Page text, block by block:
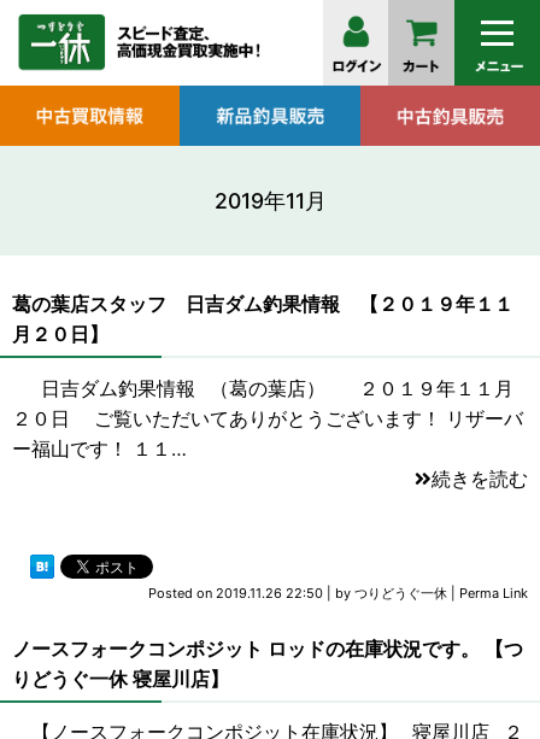
2019年11月
葛の葉店スタッフ 日吉ダム釣果情報 【２０１９年１１
月２０日】
日吉ダム釣果情報 （葛の葉店） ２０１９年１１月
２０日 ご覧いただいてありがとうございます！ リザーバ
ー福山です！ １１…
続きを読む
Posted on 2019.11.26 22:50 by つりどうぐ一休 Perma Link
ノースフォークコンポジット ロッドの在庫状況です。 【つ
りどうぐ一休 寝屋川店】
【ノースフォークコンポジット在庫状況】 寝屋川店 ２